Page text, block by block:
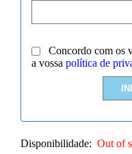
Concordo com os
a vossa política de
Disponibilidade: Out of